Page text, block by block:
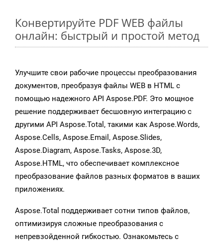
Конвертируйте PDF WEB файлы
онлайн: быстрый и простой метод
Улучшите свои рабочие процессы преобразования
документов, преобразуя файлы WEB в HTML с
помощью надежного API Aspose.PDF. Это мощное
решение поддерживает бесшовную интеграцию с
другими API Aspose.Total, такими как Aspose.Words,
Aspose.Cells, Aspose.Email, Aspose.Slides,
Aspose.Diagram, Aspose.Tasks, Aspose.3D,
Aspose.HTML, что обеспечивает комплексное
преобразование файлов разных форматов в ваших
приложениях.
Aspose.Total поддерживает сотни типов файлов,
оптимизируя сложные преобразования с
непревзойденной гибкостью. Ознакомьтесь с